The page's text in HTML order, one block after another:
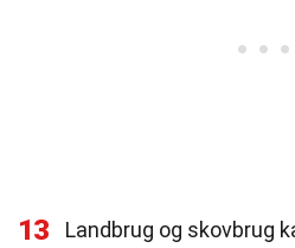
13
Landbrug og skovbrug